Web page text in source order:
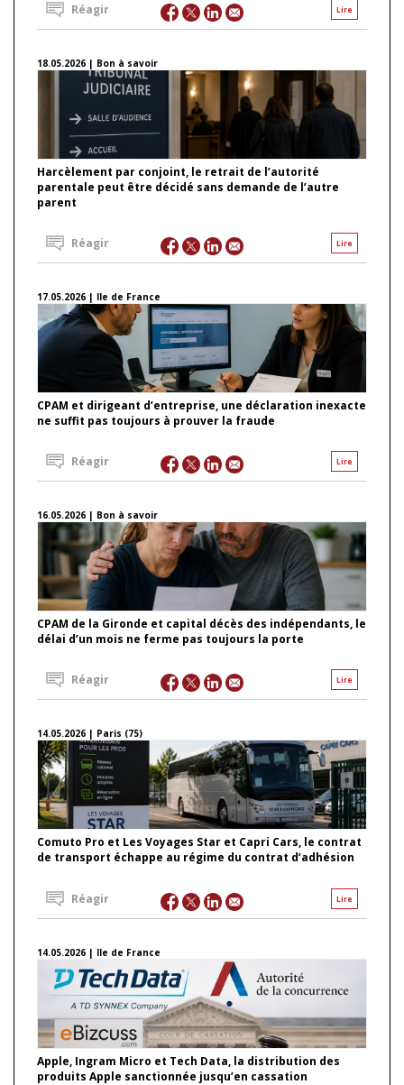
Lire
Réagir
18.05.2026 | Bon à savoir
Harcèlement par conjoint, le retrait de l’autorité
parentale peut être décidé sans demande de l’autre
parent
Lire
Réagir
17.05.2026 | Ile de France
CPAM et dirigeant d’entreprise, une déclaration inexacte
ne suffit pas toujours à prouver la fraude
Lire
Réagir
16.05.2026 | Bon à savoir
CPAM de la Gironde et capital décès des indépendants, le
délai d’un mois ne ferme pas toujours la porte
Lire
Réagir
14.05.2026 | Paris (75)
Comuto Pro et Les Voyages Star et Capri Cars, le contrat
de transport échappe au régime du contrat d’adhésion
Lire
Réagir
14.05.2026 | Ile de France
Apple, Ingram Micro et Tech Data, la distribution des
produits Apple sanctionnée jusqu’en cassation